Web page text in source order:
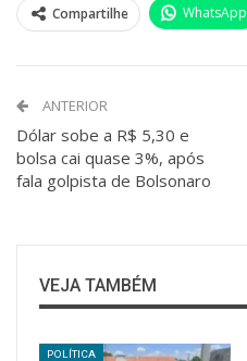
Compartilhe WhatsApp
ANTERIOR
Dólar sobe a R$ 5,30 e
bolsa cai quase 3%, após
fala golpista de Bolsonaro
VEJA TAMBÉM
POLÍTICA